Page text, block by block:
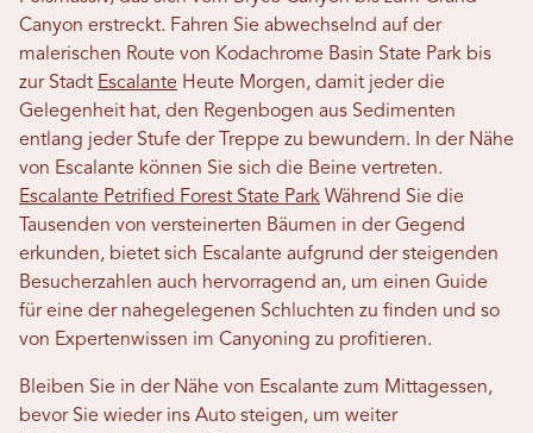
Canyon erstreckt. Fahren Sie abwechselnd auf der
malerischen Route von Kodachrome Basin State Park bis
zur Stadt Escalante Heute Morgen, damit jeder die
Gelegenheit hat, den Regenbogen aus Sedimenten
entlang jeder Stufe der Treppe zu bewundern. In der Nähe
von Escalante können Sie sich die Beine vertreten.
Escalante Petrified Forest State Park Während Sie die
Tausenden von versteinerten Bäumen in der Gegend
erkunden, bietet sich Escalante aufgrund der steigenden
Besucherzahlen auch hervorragend an, um einen Guide
für eine der nahegelegenen Schluchten zu finden und so
von Expertenwissen im Canyoning zu profitieren.
Bleiben Sie in der Nähe von Escalante zum Mittagessen,
bevor Sie wieder ins Auto steigen, um weiter